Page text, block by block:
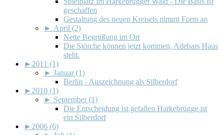
geschaffen
Gestaltung des neuen Kreisels nimmt Form an
► April (2)
Nette Begrüßung im Ort
Die Störche können jetzt kommen, Adebars Haus
steht.
► 2011 (1)
► Januar (1)
Berlin - Auszeichnung als Silberdorf
► 2010 (1)
► September (1)
Die Entscheidung ist gefallen Harkebrügge ist
ein Silberdorf
► 2006 (6)